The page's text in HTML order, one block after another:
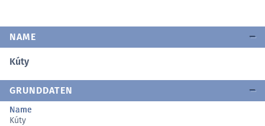
NAME
Kúty
GRUNDDATEN
Name
Kúty